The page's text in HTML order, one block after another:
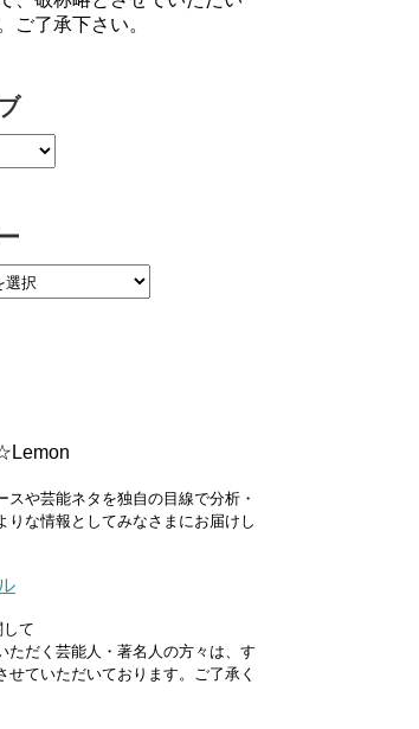
ご了承下さい。
スや芸能ネタを独自の目線で分析・
りな情報としてみなさまにお届けし
て
ただく芸能人・著名人の方々は、す
せていただいております。ご了承く